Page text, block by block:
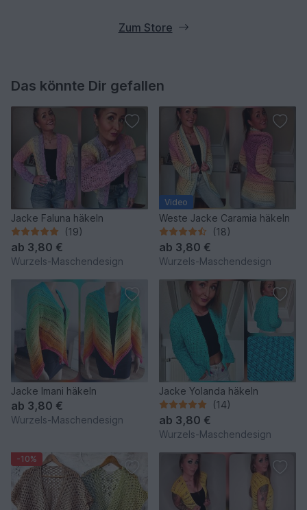
Zum Store
Das könnte Dir gefallen
Jacke Faluna häkeln
(19)
ab 3,80 €
Wurzels-Maschendesign
Video
Weste Jacke Caramia häkeln
(18)
ab 3,80 €
Wurzels-Maschendesign
Jacke Imani häkeln
ab 3,80 €
Wurzels-Maschendesign
Jacke Yolanda häkeln
(14)
ab 3,80 €
Wurzels-Maschendesign
-10%